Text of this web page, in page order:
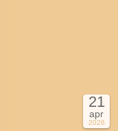
21
apr
2026